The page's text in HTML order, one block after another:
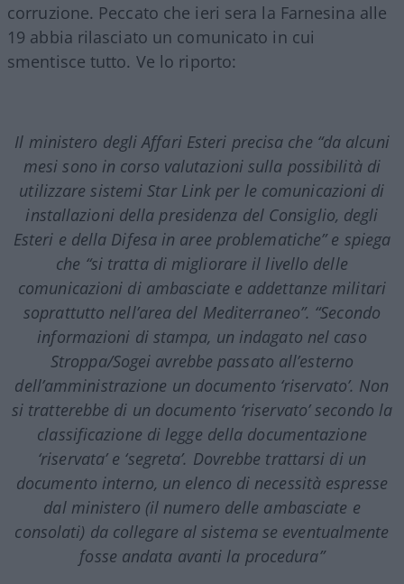
corruzione. Peccato che ieri sera la Farnesina alle
19 abbia rilasciato un comunicato in cui
smentisce tutto. Ve lo riporto:
Il ministero degli Affari Esteri precisa che “da alcuni
mesi sono in corso valutazioni sulla possibilità di
utilizzare sistemi Star Link per le comunicazioni di
installazioni della presidenza del Consiglio, degli
Esteri e della Difesa in aree problematiche” e spiega
che “si tratta di migliorare il livello delle
comunicazioni di ambasciate e addettanze militari
soprattutto nell’area del Mediterraneo”. “Secondo
informazioni di stampa, un indagato nel caso
Stroppa/Sogei avrebbe passato all’esterno
dell’amministrazione un documento ‘riservato’. Non
si tratterebbe di un documento ‘riservato’ secondo la
classificazione di legge della documentazione
‘riservata’ e ‘segreta’. Dovrebbe trattarsi di un
documento interno, un elenco di necessità espresse
dal ministero (il numero delle ambasciate e
consolati) da collegare al sistema se eventualmente
fosse andata avanti la procedura”